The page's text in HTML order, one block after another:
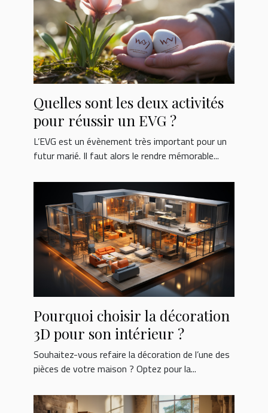
Quelles sont les deux activités
pour réussir un EVG ?
L’EVG est un évènement très important pour un
futur marié. Il faut alors le rendre mémorable...
Pourquoi choisir la décoration
3D pour son intérieur ?
Souhaitez-vous refaire la décoration de l’une des
pièces de votre maison ? Optez pour la...